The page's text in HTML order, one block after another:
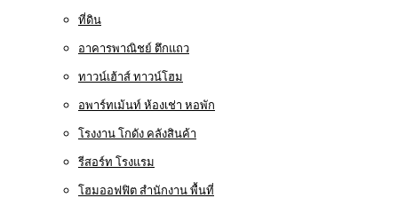
ที่ดิน
อาคารพาณิชย์ ตึกแถว
ทาวน์เฮ้าส์ ทาวน์โฮม
อพาร์ทเม้นท์ ห้องเช่า หอพัก
โรงงาน โกดัง คลังสินค้า
รีสอร์ท โรงแรม
โฮมออฟฟิต สำนักงาน พื้นที่